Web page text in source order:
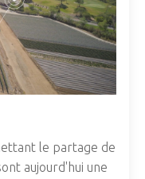
le partage de
aujourd'hui une